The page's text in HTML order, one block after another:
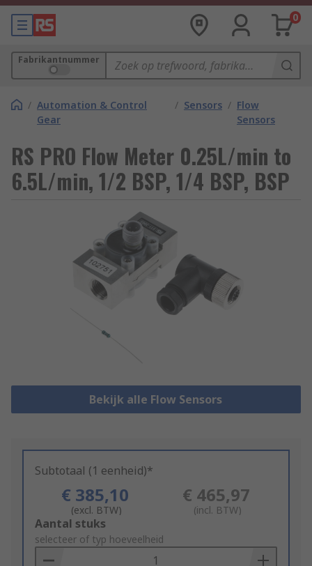
0
Fabrikantnummer
/ Automation & Control
Gear
/ Sensors / Flow
Sensors
RS PRO Flow Meter 0.25L/min to
6.5L/min, 1/2 BSP, 1/4 BSP, BSP
Bekijk alle Flow Sensors
Subtotaal (1 eenheid)*
€ 385,10
(excl. BTW)
€ 465,97
(incl. BTW)
Add
to
Basket
Aantal stuks
selecteer of typ hoeveelheid